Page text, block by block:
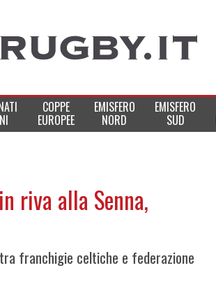
COPPE
EUROPEE
EMISFERO
NORD
EMISFERO
SUD
riva alla Senna,
franchigie celtiche e federazione